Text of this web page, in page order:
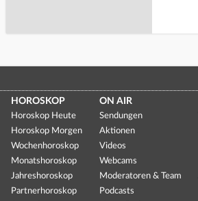
HOROSKOP
Horoskop Heute
Horoskop Morgen
Wochenhoroskop
Monatshoroskop
Jahreshoroskop
Partnerhoroskop
ON AIR
Sendungen
Aktionen
Videos
Webcams
Moderatoren & Team
Podcasts